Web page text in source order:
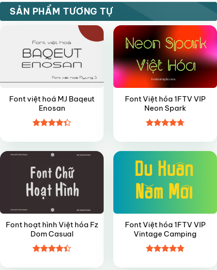
SẢN PHẨM TƯƠNG TỰ
FREE
Font việt hoá MJ Baqeut
Enosan
hạng4.35
5 sao
Font Việt hóa 1FTV VIP
Neon Spark
hạng4.75
sao
Font hoạt hình Việt hóa Fz
Dom Casual
hạng4.4
Font Việt hóa 1FTV VIP
Vintage Camping
hạng4.85